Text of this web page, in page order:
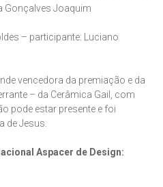
Gonçalves Joaquim
– participante: Luciano
vencedora da premiação e da
– da Cerâmica Gail, com
pode estar presente e foi
de Jesus.
Aspacer de Design: